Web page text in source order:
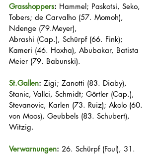
Grasshoppers: Hammel; Paskotsi, Seko,
Tobers; de Carvalho (57. Momoh),
Ndenge (79.Meyer),
Abrashi (Cap.), Schürpf (66. Fink);
Kameri (46. Hoxha), Abubakar, Batista
Meier (79. Babunski).
St.Gallen: Zigi; Zanotti (83. Diaby),
Stanic, Vallci, Schmidt; Görtler (Cap.),
Stevanovic, Karlen (73. Ruiz); Akolo (60.
von Moos), Geubbels (83. Schubert),
Witzig.
Verwarnungen: 26. Schürpf (Foul), 31.